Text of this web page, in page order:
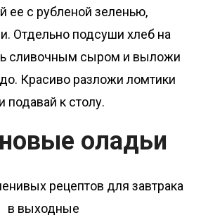
ее с рубленой зеленью,
Отдельно подсуши хлеб на
сливочным сыром и выложи
Красиво разложи ломтики
подавай к столу.
оладьи